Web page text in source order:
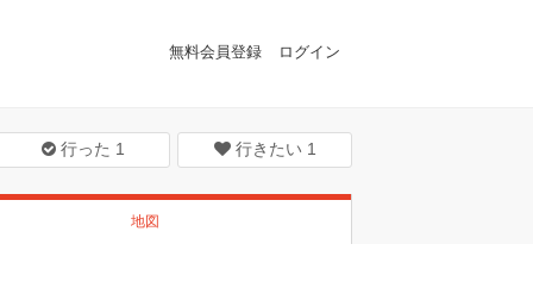
無料会員登録 ログイン
行った 1 行きたい 1
地図